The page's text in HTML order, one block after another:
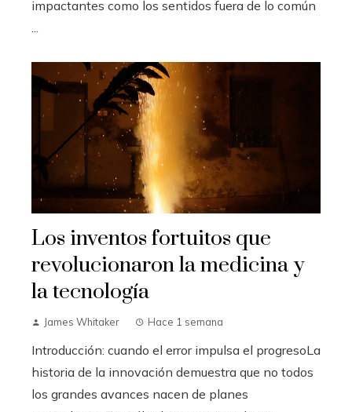
impactantes como los sentidos fuera de lo común
...
Los inventos fortuitos que
revolucionaron la medicina y
la tecnología
James Whitaker Hace 1 semana
Introducción: cuando el error impulsa el progresoLa
historia de la innovación demuestra que no todos
los grandes avances nacen de planes